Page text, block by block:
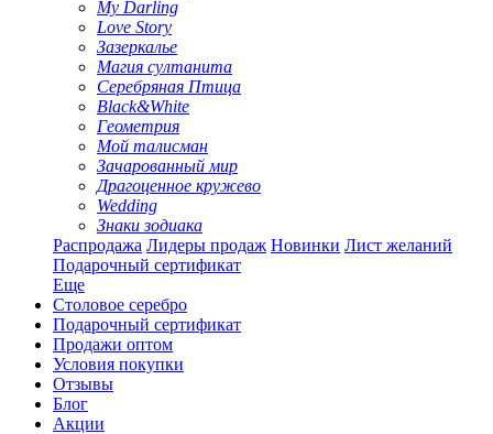
My Darling
Love Story
Зазеркалье
Магия султанита
Серебряная Птица
Black&White
Геометрия
Мой талисман
Зачарованный мир
Драгоценное кружево
Wedding
Знаки зодиака
Распродажа Лидеры продаж Новинки Лист желаний
Подарочный сертификат
Еще
Столовое серебро
Подарочный сертификат
Продажи оптом
Условия покупки
Отзывы
Блог
Акции